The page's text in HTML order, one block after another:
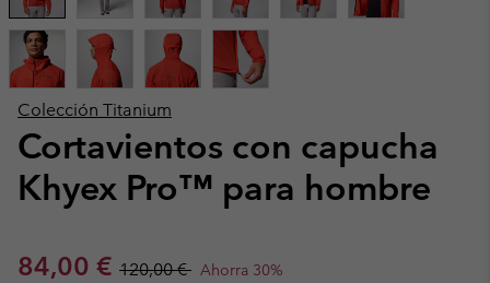
Colección Titanium
Cortavientos con capucha
Khyex Pro™ para hombre
Sale price:
84,00 € Regular price:
120,00 € Ahorra 30%